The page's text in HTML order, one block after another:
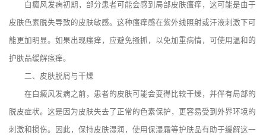
白癜风发病初期，部分患者可能会感到局部皮肤瘙痒，这可能是由于
皮肤色素脱失导致的皮肤敏感。这种瘙痒感在紫外线照射或汗液刺激下可
能更加明显。如果出现瘙痒，应避免搔抓，以免加重病情，可使用温和的
护肤品缓解瘙痒。
二、皮肤脱屑与干燥
在白癜风发病之前，患者的皮肤可能会变得比较干燥，并伴有局部的
脱皮症状。这是因为皮肤失去了正常的色素保护，更容易受到外界环境的
刺激和损伤。因此，保持皮肤湿润，使用保湿霜等护肤品有助于缓解这一